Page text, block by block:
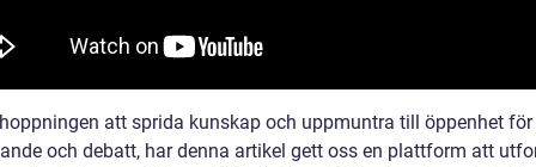
att sprida kunskap och uppmuntra till öppenhet för
och debatt, har denna artikel gett oss en plattform att